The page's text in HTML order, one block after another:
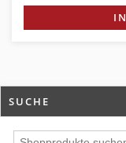
SUCHE